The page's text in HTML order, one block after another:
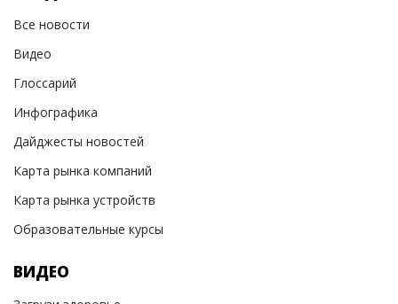
Все новости
Видео
Глоссарий
Инфографика
Дайджесты новостей
Карта рынка компаний
Карта рынка устройств
Образовательные курсы
ВИДЕО